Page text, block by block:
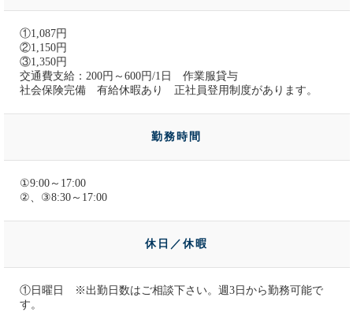
①1,087円
②1,150円
③1,350円
交通費支給：200円～600円/1日 作業服貸与
社会保険完備 有給休暇あり 正社員登用制度があります。
勤務時間
①9:00～17:00
②、③8:30～17:00
休日／休暇
①日曜日 ※出勤日数はご相談下さい。週3日から勤務可能で
す。